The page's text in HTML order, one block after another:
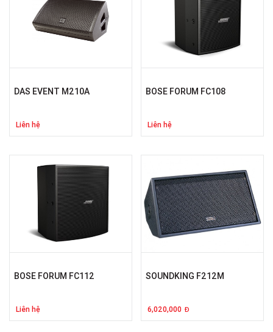
DAS EVENT M210A
Liên hệ
BOSE FORUM FC108
Liên hệ
BOSE FORUM FC112
Liên hệ
SOUNDKING F212M
6,020,000 Đ